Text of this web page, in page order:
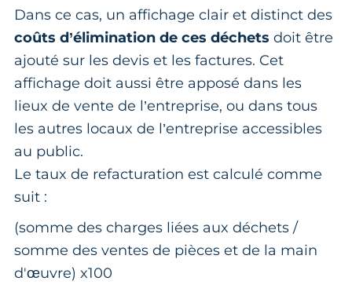
Dans ce cas, un affichage clair et distinct des
coûts d’élimination de ces déchets doit être
ajouté sur les devis et les factures. Cet
affichage doit aussi être apposé dans les
lieux de vente de l’entreprise, ou dans tous
les autres locaux de l’entreprise accessibles
au public.
Le taux de refacturation est calculé comme
suit :
(somme des charges liées aux déchets /
somme des ventes de pièces et de la main
d'œuvre) x100